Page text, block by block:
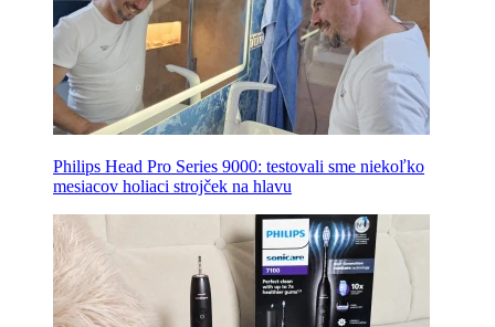
Philips Head Pro Series 9000: testovali sme niekoľko
mesiacov holiaci strojček na hlavu